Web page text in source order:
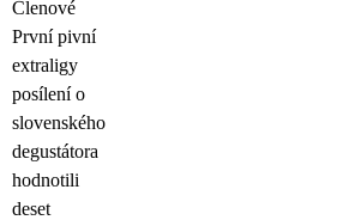
Členové
První pivní
extraligy
posílení o
slovenského
degustátora
hodnotili
deset